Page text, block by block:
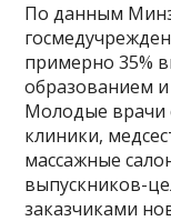
По данным
примерно 35%
образованием
Молодые врачи
клиники,
массажные
выпускников-
заказчиками